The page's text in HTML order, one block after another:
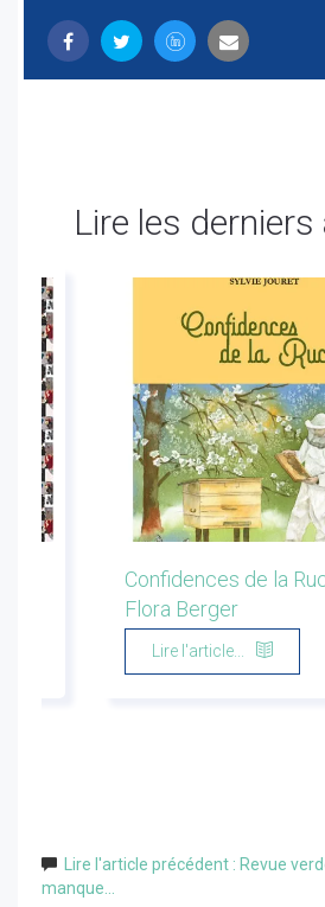
Lire les derniers
Confidences de la
Flora Berger
Lire l'article...
Lire l'article précédent : Revue
manque...